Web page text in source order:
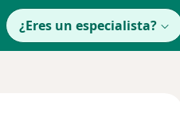
¿Eres un especialista?